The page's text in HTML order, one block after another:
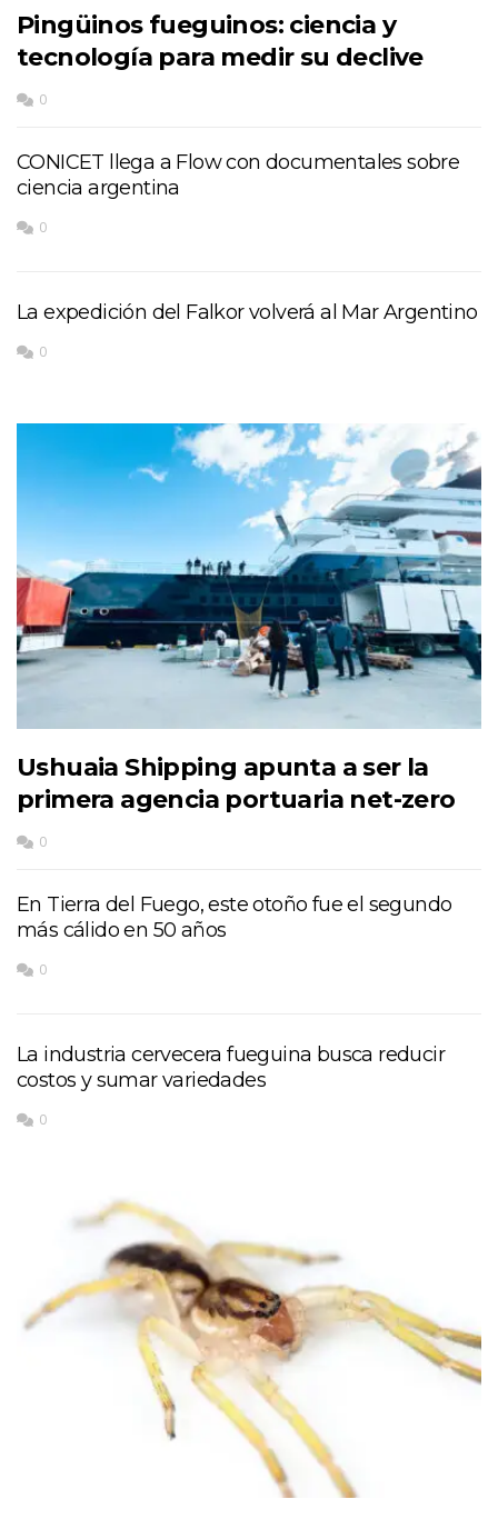
Pingüinos fueguinos: ciencia y
tecnología para medir su declive
0
CONICET llega a Flow con documentales sobre
ciencia argentina
0
La expedición del Falkor volverá al Mar Argentino
0
Ushuaia Shipping apunta a ser la
primera agencia portuaria net-zero
0
En Tierra del Fuego, este otoño fue el segundo
más cálido en 50 años
0
La industria cervecera fueguina busca reducir
costos y sumar variedades
0